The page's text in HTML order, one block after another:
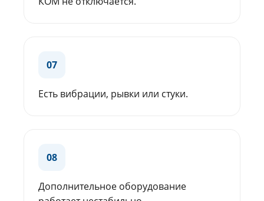
07
Есть вибрации, рывки или стуки.
08
Дополнительное оборудование